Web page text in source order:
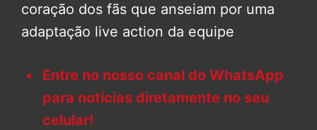
coração dos fãs que anseiam por uma
adaptação live action da equipe
Entre no nosso canal do WhatsApp
para notícias diretamente no seu
celular!